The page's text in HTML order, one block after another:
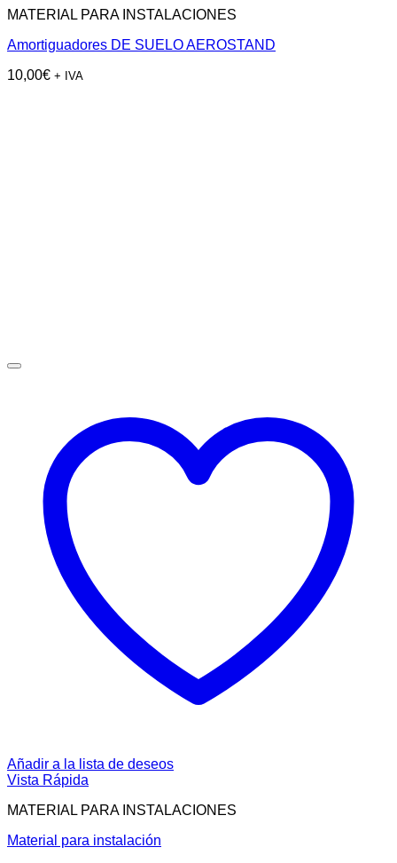
MATERIAL PARA INSTALACIONES
Amortiguadores DE SUELO AEROSTAND
10,00€ + IVA
Añadir a la lista de deseos
Vista Rápida
MATERIAL PARA INSTALACIONES
Material para instalación